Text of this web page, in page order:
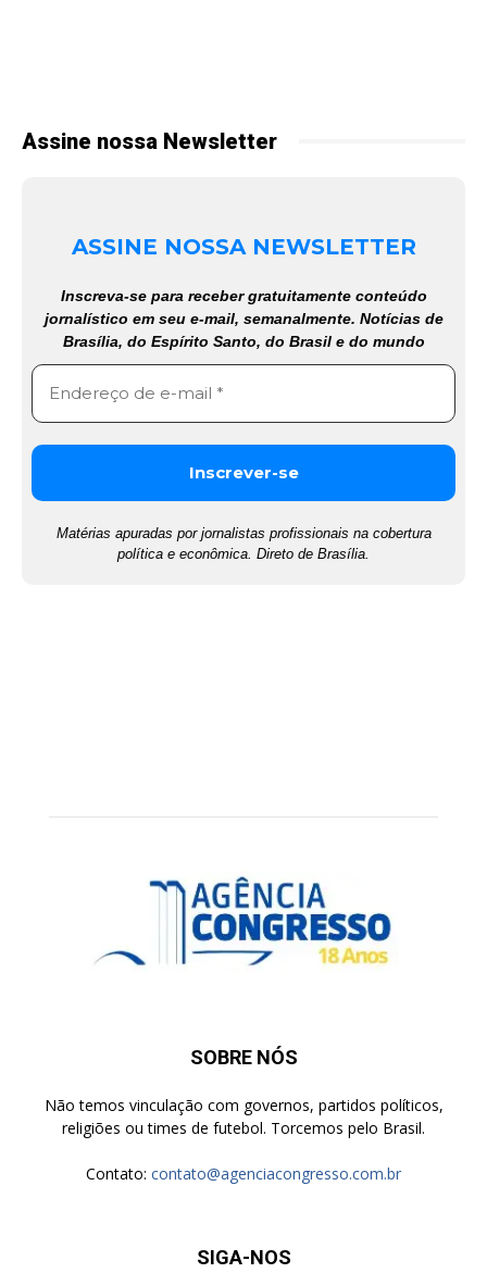
Assine nossa Newsletter
ASSINE NOSSA NEWSLETTER
Inscreva-se para receber gratuitamente conteúdo
jornalístico em seu e-mail, semanalmente. Notícias de
Brasília, do Espírito Santo, do Brasil e do mundo
Matérias apuradas por jornalistas profissionais na cobertura
política e econômica. Direto de Brasília.
SOBRE NÓS
Não temos vinculação com governos, partidos políticos,
religiões ou times de futebol. Torcemos pelo Brasil.
Contato: contato@agenciacongresso.com.br
SIGA-NOS